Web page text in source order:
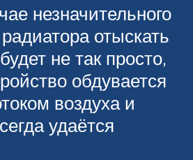
незначительного
отыскать
не так просто,
обдувается
воздуха и
удаётся